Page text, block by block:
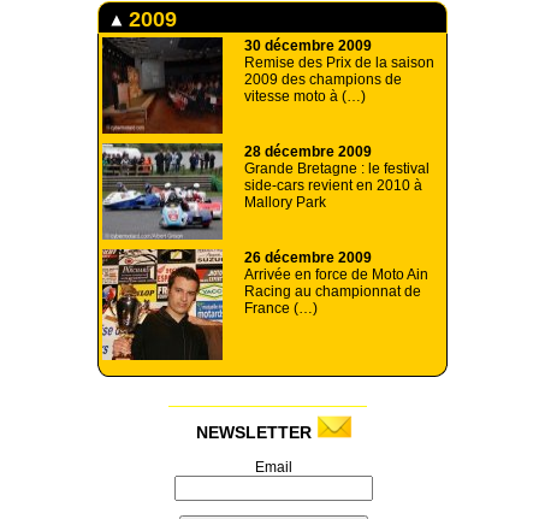
2009
30 décembre 2009
Remise des Prix de la saison
2009 des champions de
vitesse moto à (…)
28 décembre 2009
Grande Bretagne : le festival
side-cars revient en 2010 à
Mallory Park
26 décembre 2009
Arrivée en force de Moto Ain
Racing au championnat de
France (…)
NEWSLETTER
Email